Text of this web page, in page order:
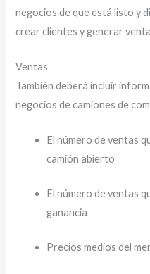
negocios de que está listo y
crear clientes y generar
Ventas
También deberá incluir
negocios de camiones de
El número de ventas
camión abierto
El número de ventas
ganancia
Precios medios del